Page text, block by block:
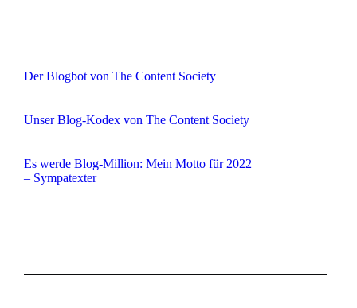
Der Blogbot von The Content Society
Unser Blog-Kodex von The Content Society
Es werde Blog-Million: Mein Motto für 2022
– Sympatexter